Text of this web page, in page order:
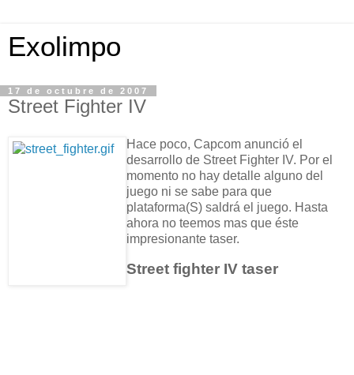
Exolimpo
17 de octubre de 2007
Street Fighter IV
Hace poco, Capcom anunció el
desarrollo de Street Fighter IV. Por el
momento no hay detalle alguno del
juego ni se sabe para que
plataforma(S) saldrá el juego. Hasta
ahora no teemos mas que éste
impresionante taser.
Street fighter IV taser